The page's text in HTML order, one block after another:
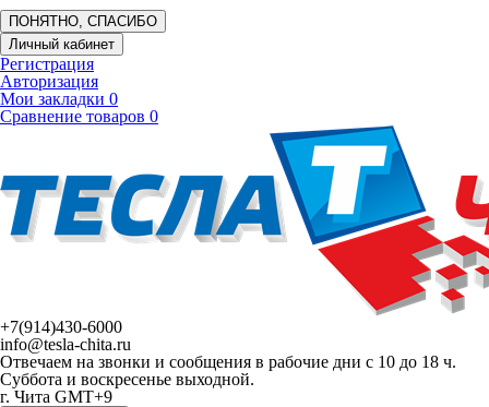
ПОНЯТНО, СПАСИБО
Личный кабинет
Регистрация
Авторизация
Мои закладки 0
Сравнение товаров 0
+7(914)430-6000
info@tesla-chita.ru
Отвечаем на звонки и сообщения в рабочие дни с 10 до 18 ч.
Суббота и воскресенье выходной.
г. Чита GMT+9